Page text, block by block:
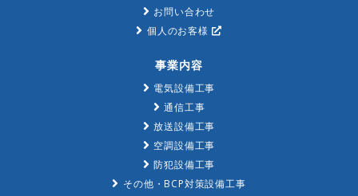
お問い合わせ
個人のお客様
事業内容
電気設備工事
通信工事
放送設備工事
空調設備工事
防犯設備工事
その他・BCP対策設備工事